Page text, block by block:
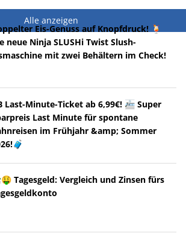
Alle anzeigen
Eis-Genuss auf Knopfdruck! 🍹
neue Ninja SLUSHi Twist Slush-
mit zwei Behältern im Check!
Last-Minute-Ticket ab 6,99€! 🚈 Super
Last Minute für spontane
im Frühjahr &amp; Sommer
Tagesgeld: Vergleich und Zinsen fürs